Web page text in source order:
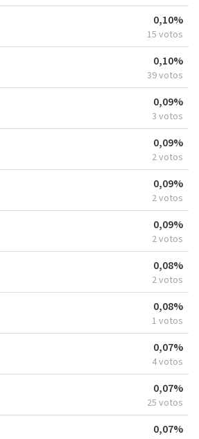
0,10%
15 votos
0,10%
39 votos
0,09%
3 votos
0,09%
2 votos
0,09%
2 votos
0,09%
2 votos
0,08%
2 votos
0,08%
1 votos
0,07%
4 votos
0,07%
25 votos
0,07%